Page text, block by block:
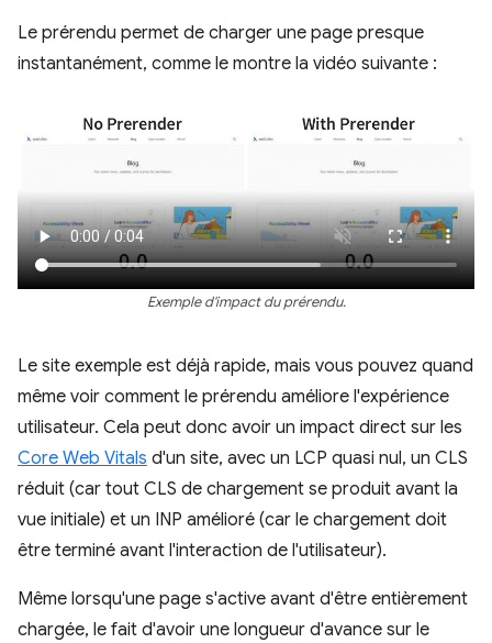
Le prérendu permet de charger une page presque
instantanément, comme le montre la vidéo suivante :
Exemple d'impact du prérendu.
Le site exemple est déjà rapide, mais vous pouvez quand
même voir comment le prérendu améliore l'expérience
utilisateur. Cela peut donc avoir un impact direct sur les
Core Web Vitals d'un site, avec un LCP quasi nul, un CLS
réduit (car tout CLS de chargement se produit avant la
vue initiale) et un INP amélioré (car le chargement doit
être terminé avant l'interaction de l'utilisateur).
Même lorsqu'une page s'active avant d'être entièrement
chargée, le fait d'avoir une longueur d'avance sur le